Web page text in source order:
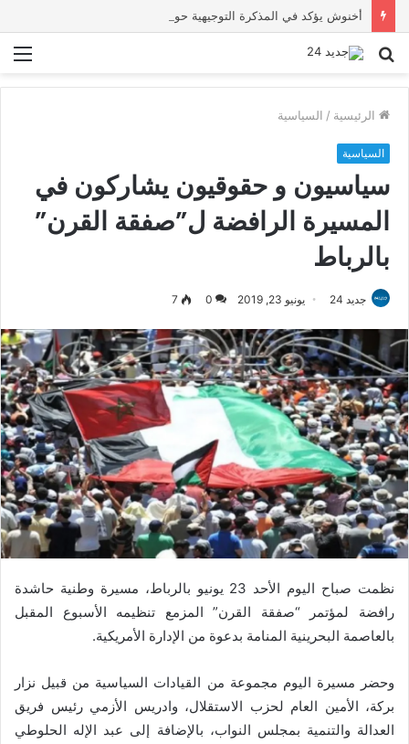
بحث
الرئيسية / السياسية
السياسية
سياسيون و حقوقيون يشاركون في
المسيرة الرافضة ل”صفقة القرن”
بالرباط
جديد 24 يونيو 23, 2019 0
7
نظمت صباح اليوم الأحد 23 يونيو بالرباط، مسيرة وطنية حاشدة
رافضة لمؤتمر “صفقة القرن” المزمع تنظيمه الأسبوع المقبل
بالعاصمة البحرينية المنامة بدعوة من الإدارة الأمريكية.
وحضر مسيرة اليوم مجموعة من القيادات السياسية من قبيل نزار
بركة، الأمين العام لحزب الاستقلال، وادريس الأزمي رئيس فريق
العدالة والتنمية بمجلس النواب، بالإضافة إلى عبد الإله الحلوطي